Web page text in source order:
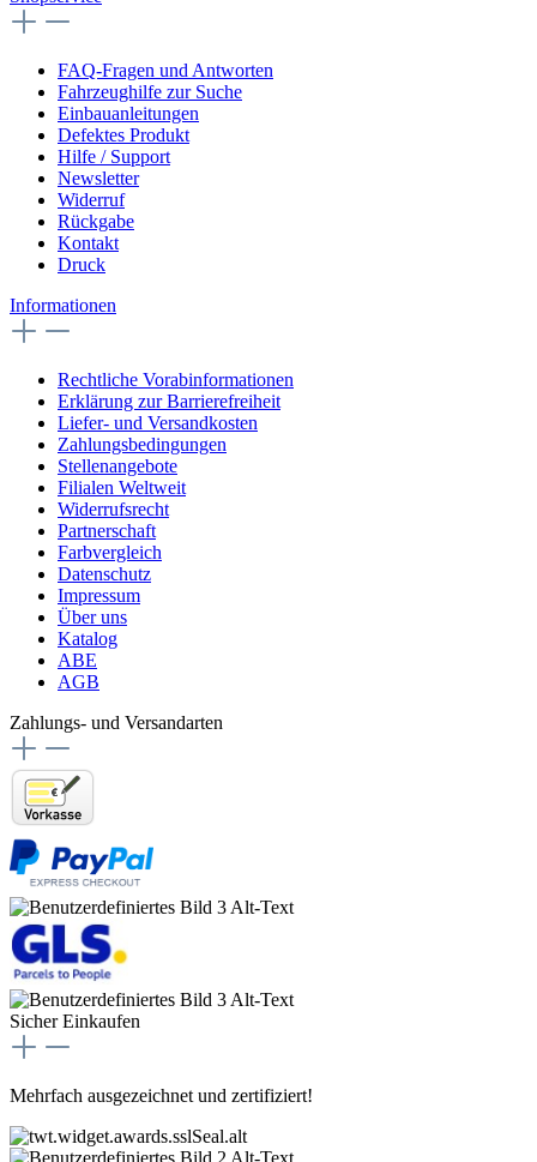
FAQ-Fragen und Antworten
Fahrzeughilfe zur Suche
Einbauanleitungen
Defektes Produkt
Hilfe / Support
Newsletter
Widerruf
Rückgabe
Kontakt
Druck
Informationen
Rechtliche Vorabinformationen
Erklärung zur Barrierefreiheit
Liefer- und Versandkosten
Zahlungsbedingungen
Stellenangebote
Filialen Weltweit
Widerrufsrecht
Partnerschaft
Farbvergleich
Datenschutz
Impressum
Über uns
Katalog
ABE
AGB
Zahlungs- und Versandarten
Sicher Einkaufen
Mehrfach ausgezeichnet und zertifiziert!